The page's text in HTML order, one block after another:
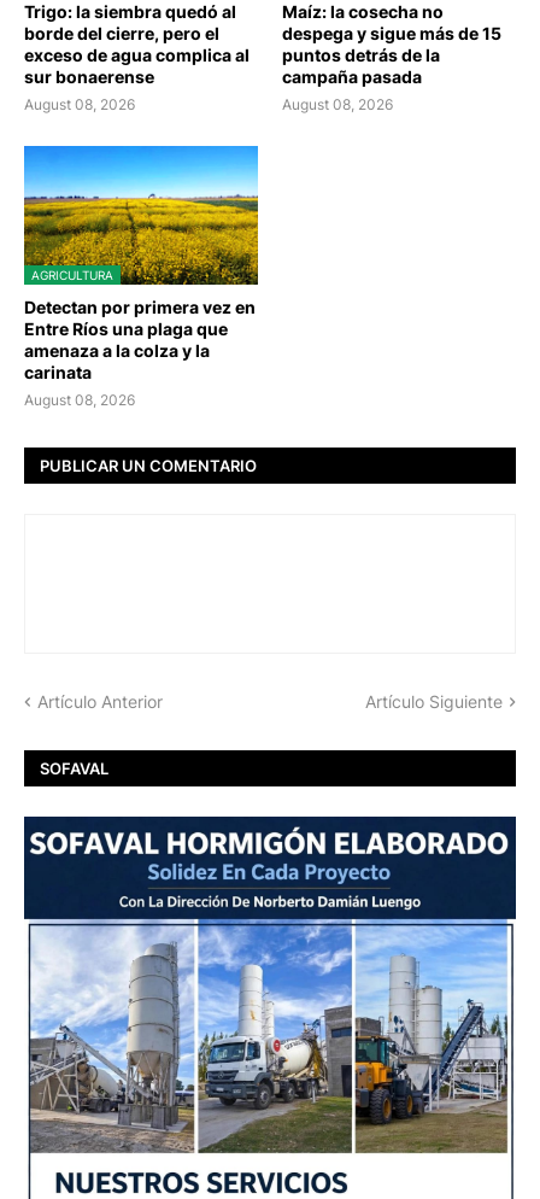
Trigo: la siembra quedó al
borde del cierre, pero el
exceso de agua complica al
sur bonaerense
August 08, 2026
Maíz: la cosecha no
despega y sigue más de 15
puntos detrás de la
campaña pasada
August 08, 2026
AGRICULTURA
Detectan por primera vez en
Entre Ríos una plaga que
amenaza a la colza y la
carinata
August 08, 2026
PUBLICAR UN COMENTARIO
Artículo Anterior Artículo Siguiente
SOFAVAL